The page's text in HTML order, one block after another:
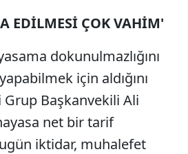
EDİLMESİ ÇOK VAHİM'
dokunulmazlığını
için aldığını
Başkanvekili Ali
net bir tarif
iktidar, muhalefet